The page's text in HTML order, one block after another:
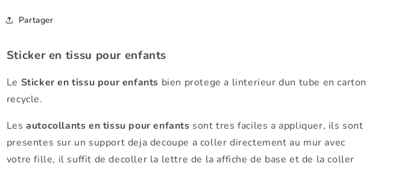
Partager
Sticker en tissu pour enfants
Le Sticker en tissu pour enfants bien protege a linterieur dun tube en carton
recycle.
Lesautocollants en tissu pour enfants sont tres faciles a appliquer, ils sont
presentes sur un support deja decoupe a coller directement au mur avec
votre fille, il suffit de decoller la lettre de la affiche de base et de la coller